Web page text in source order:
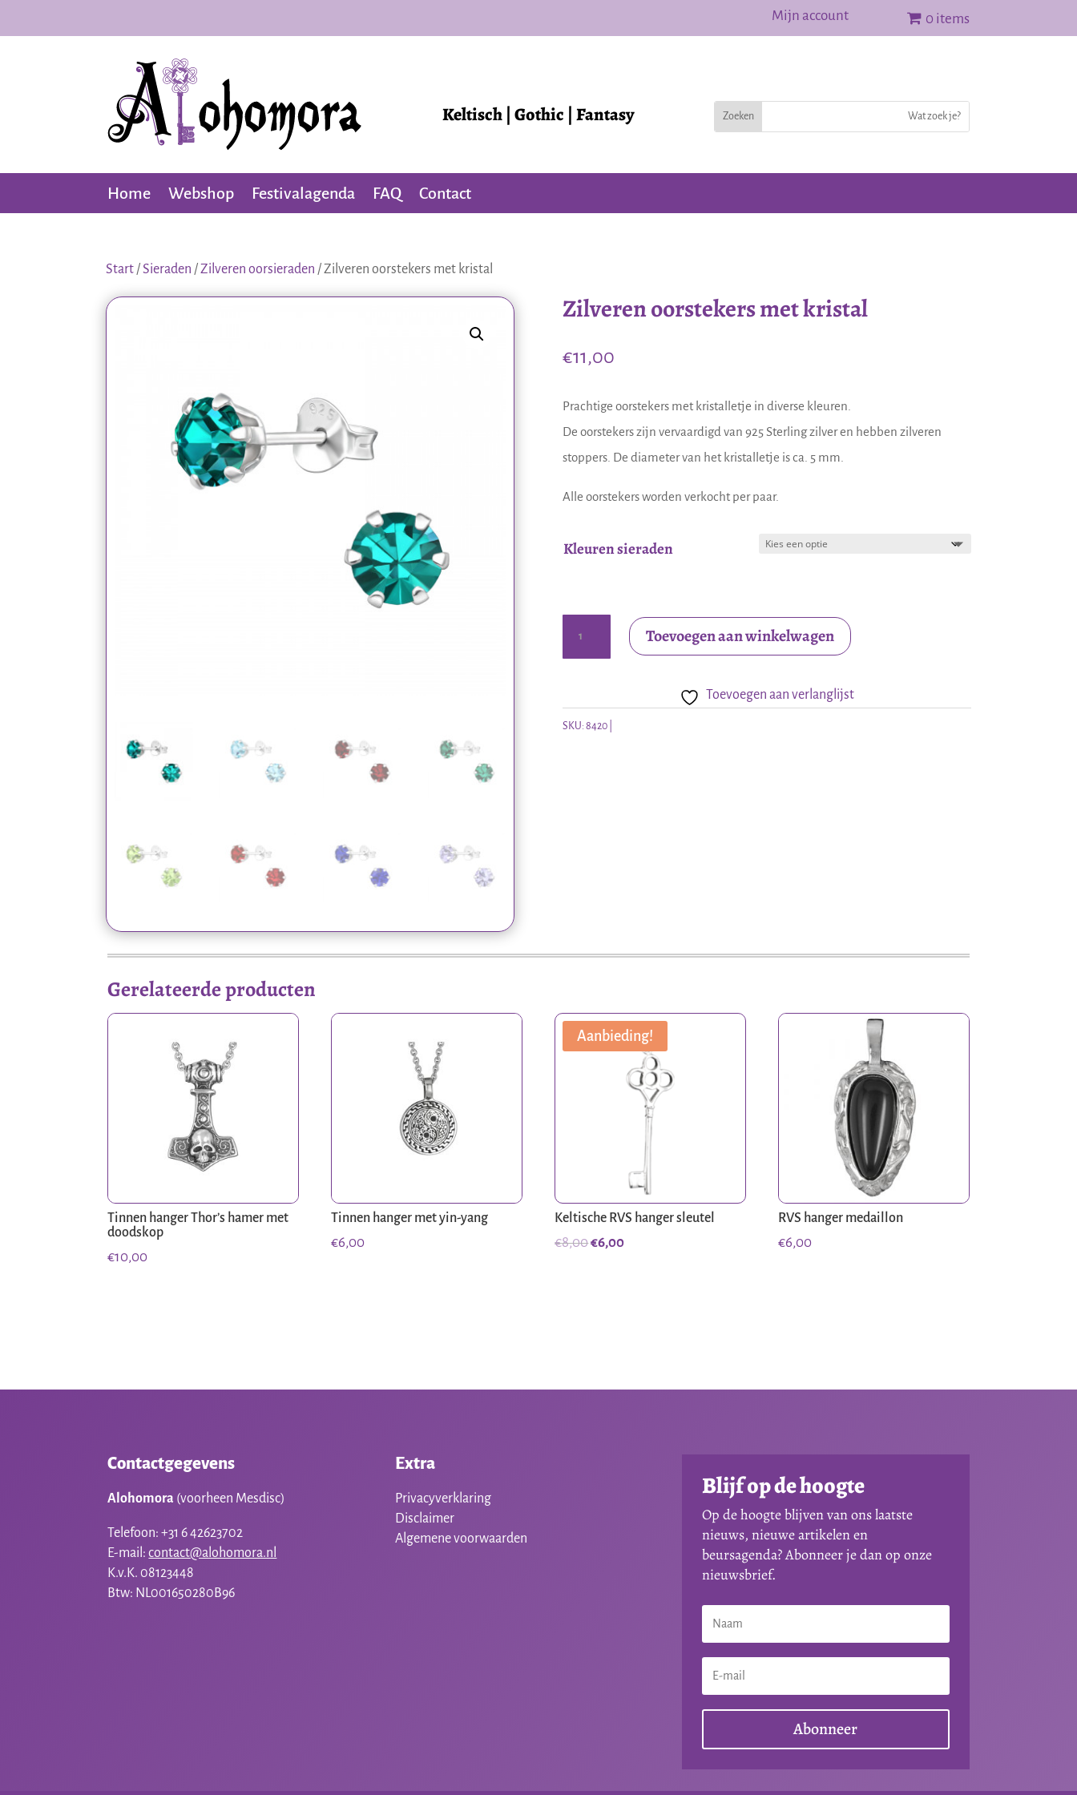
Mijn account 0 items
Keltisch | Gothic | Fantasy
Home Webshop Festivalagenda FAQ Contact
Start /Sieraden /Zilveren oorsieraden / Zilveren oorstekers met kristal
Zilveren oorstekers met kristal
€11,00
Prachtige oorstekers met kristalletje in diverse kleuren.
De oorstekers zijn vervaardigd van 925 Sterling zilver en hebben zilveren
stoppers. De diameter van het kristalletje is ca. 5 mm.
Alle oorstekers worden verkocht per paar.
Kleuren sieraden
kristal
aantal
Toevoegen aan winkelwagen
Toevoegen aan verlanglijst
SKU: 8420
Gerelateerde producten
Tinnen hanger Thor’s hamer met
doodskop
€10,00
Tinnen hanger met yin-yang
€6,00
Aanbieding!
Keltische RVS hanger sleutel
€8,00Oorspronkelijke
€6,00Huidige
RVS hanger medaillon
€6,00
Contactgegevens
Alohomora (voorheen Mesdisc)
Telefoon: +31 6 42623702
E-mail:contact@alohomora.nl
K.v.K. 08123448
Btw: NL001650280B96
Extra
Privacyverklaring
Disclaimer
Algemene voorwaarden
Blijf op de hoogte
Op de hoogte blijven van ons laatste
nieuws, nieuwe artikelen en
beursagenda? Abonneer je dan op onze
nieuwsbrief.
Abonneer